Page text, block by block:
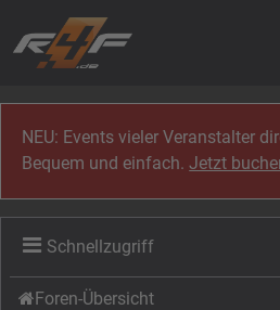
NEU: Events vieler Veranstalter
Bequem und einfach.Jetzt
Schnellzugriff
Foren-Übersicht